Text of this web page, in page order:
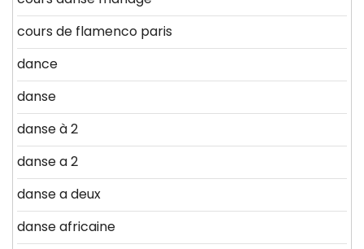
cours de flamenco paris
dance
danse
danse à 2
danse a 2
danse a deux
danse africaine